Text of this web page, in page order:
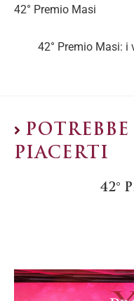
42° Premio Masi
42° Premio Masi:
PIACERTI
42°